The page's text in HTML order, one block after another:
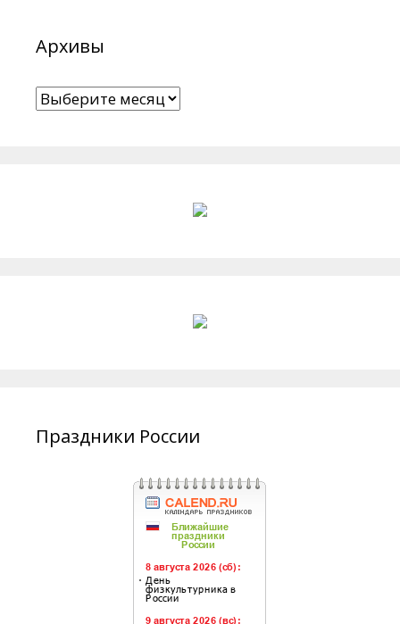
Архивы
Архивы
Праздники России